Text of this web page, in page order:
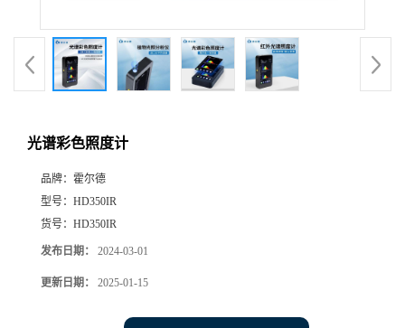
光谱彩色照度计
品牌： 霍尔德
型号： HD350IR
货号： HD350IR
发布日期： 2024-03-01
更新日期： 2025-01-15